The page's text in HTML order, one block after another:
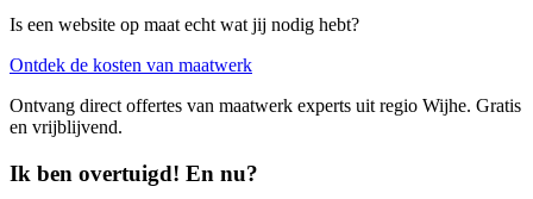
Is een website op maat echt wat jij nodig hebt?
Ontdek de kosten van maatwerk
Ontvang direct offertes van maatwerk experts uit regio Wijhe. Gratis
en vrijblijvend.
Ik ben overtuigd! En nu?